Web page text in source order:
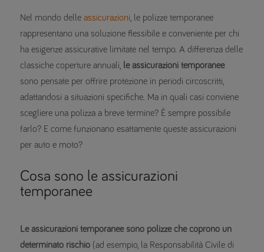
Nel mondo delle assicurazioni , le polizze temporanee
rappresentano una soluzione flessibile e conveniente per chi
ha esigenze assicurative limitate nel tempo. A differenza delle
classiche coperture annuali,
le assicurazioni temporanee
sono pensate per offrire protezione in periodi circoscritti,
adattandosi a situazioni specifiche. Ma in quali casi conviene
scegliere una polizza a breve termine? È sempre possibile
farlo? E come funzionano esattamente queste assicurazioni
per auto e moto?
Cosa sono le assicurazioni
temporanee
Le assicurazioni temporanee sono polizze che coprono un
determinato rischio (ad esempio, la Responsabilità Civile di